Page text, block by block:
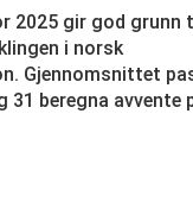
2025 gir god grunn
i norsk
Gjennomsnittet
beregna avvente